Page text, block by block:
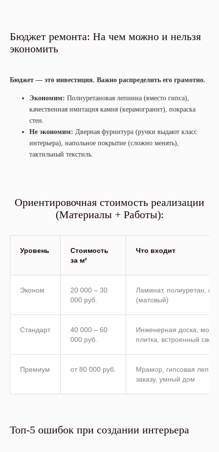
Бюджет ремонта: На чем можно и нельзя
экономить
Бюджет — это инвестиция. Важно распределить его грамотно.
Экономим: Полиуретановая лепнина (вместо гипса),
качественная имитация камня (керамогранит), покраска
стен.
Не экономим: Дверная фурнитура (ручки выдают класс
интерьера), напольное покрытие (сложно менять),
тактильный текстиль.
Ориентировочная стоимость реализации
(Материалы + Работы):
Уровень
Стоимость
за м²
Что входит
Эконом
20 000 – 30
000 руб.
Ламинат, полиуретан,
(матовый)
Стандарт
40 000 – 60
000 руб.
Инженерная доска,
плитка, встроенный свет
Премиум от 80 000 руб.
Мрамор, гипсовая
заказу, умный дом
Топ-5 ошибок при создании интерьера
+7 (926) 628-69-72
ВКОНТАКТЕ
TELEGRAM
WHATSAPP
design bureau